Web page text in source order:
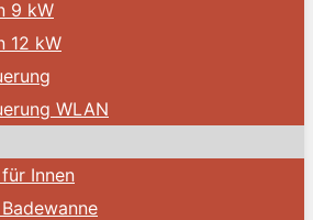
9 kW
12 kW
WLAN
Innen